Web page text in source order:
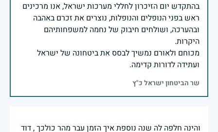
בהתקדש יום הזיכרון לחללי מערכות ישראל, אנו מרכינים
ראש בפני הנופלים והנופלות, נוצרים את זכרם באהבה
ובהערכה, ושולחים חיבוק של נחמה למשפחותיהם
מכוחם ולאורם נמשיך לבסס את ביטחונה של ישראל
ועתידה לדורות קדימה.
שר הביטחון ישראל כ"ץ
והינה חלפה לה שנה נוספת איך הזמן עבר מהר כולכך , דוד